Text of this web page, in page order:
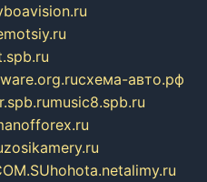
схема-авто.рф
music8.spb.ru
zosikamery.ru
hohota.netalimy.ru